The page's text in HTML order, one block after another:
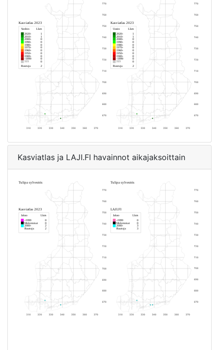
Kasviatlas ja LAJI.FI havainnot aikajaksoittain